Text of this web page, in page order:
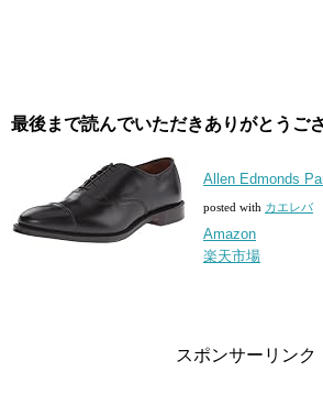
最後まで読んでいただきありがとうご
Allen Edmonds
posted with カエレバ
Amazon
楽天市場
スポンサーリンク